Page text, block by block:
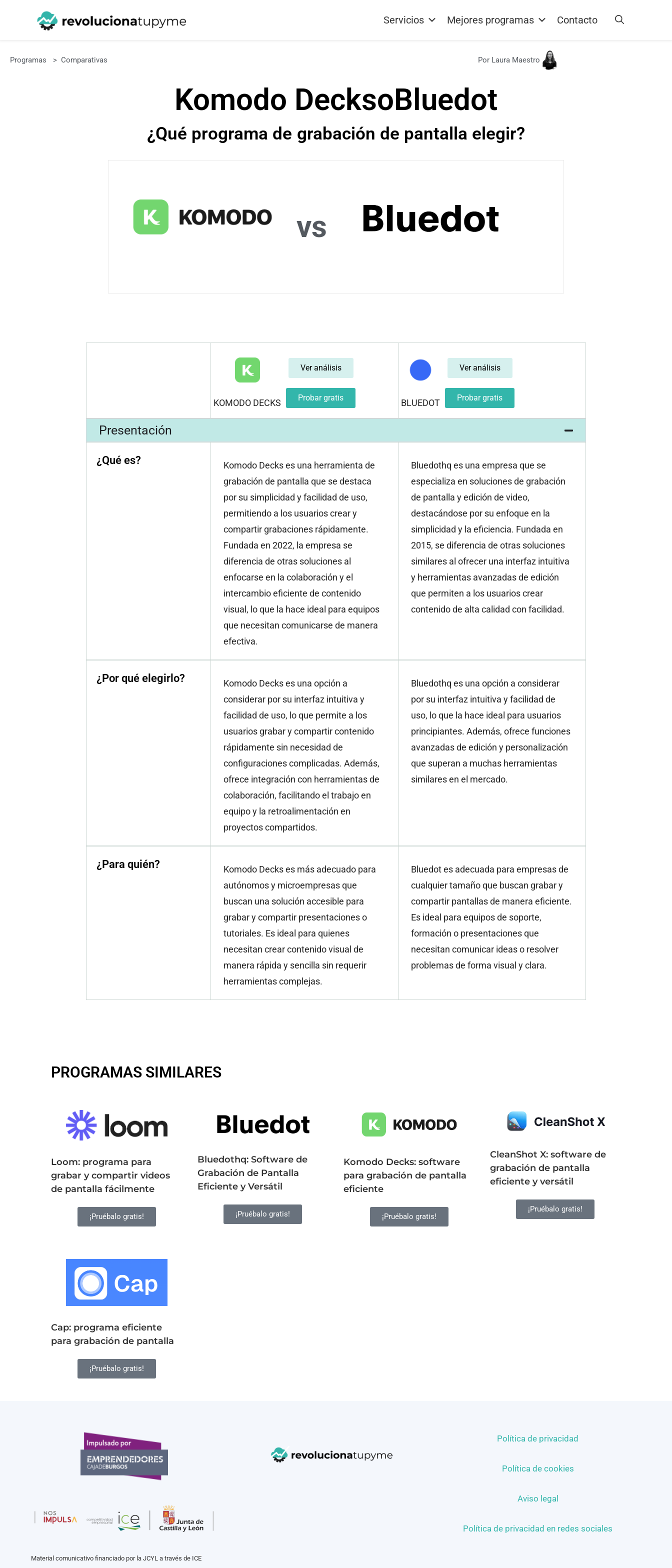
Servicios Mejores programas Contacto
Programas > Comparativas Por Laura Maestro
Komodo DecksoBluedot
¿Qué programa de grabación de pantalla elegir?
vs
KOMODO DECKS
Ver análisis
Probar gratis BLUEDOT
Ver análisis
Probar gratis
Presentación
¿Qué es?
Komodo Decks es una herramienta de
grabación de pantalla que se destaca
por su simplicidad y facilidad de uso,
permitiendo a los usuarios crear y
compartir grabaciones rápidamente.
Fundada en 2022, la empresa se
diferencia de otras soluciones al
enfocarse en la colaboración y el
intercambio eficiente de contenido
visual, lo que la hace ideal para equipos
que necesitan comunicarse de manera
efectiva.
Bluedothq es una empresa que se
especializa en soluciones de grabación
de pantalla y edición de video,
destacándose por su enfoque en la
simplicidad y la eficiencia. Fundada en
2015, se diferencia de otras soluciones
similares al ofrecer una interfaz intuitiva
y herramientas avanzadas de edición
que permiten a los usuarios crear
contenido de alta calidad con facilidad.
¿Por qué elegirlo?
Komodo Decks es una opción a
considerar por su interfaz intuitiva y
facilidad de uso, lo que permite a los
usuarios grabar y compartir contenido
rápidamente sin necesidad de
configuraciones complicadas. Además,
ofrece integración con herramientas de
colaboración, facilitando el trabajo en
equipo y la retroalimentación en
proyectos compartidos.
Bluedothq es una opción a considerar
por su interfaz intuitiva y facilidad de
uso, lo que la hace ideal para usuarios
principiantes. Además, ofrece funciones
avanzadas de edición y personalización
que superan a muchas herramientas
similares en el mercado.
¿Para quién?
Komodo Decks es más adecuado para
autónomos y microempresas que
buscan una solución accesible para
grabar y compartir presentaciones o
tutoriales. Es ideal para quienes
necesitan crear contenido visual de
manera rápida y sencilla sin requerir
herramientas complejas.
Bluedot es adecuada para empresas de
cualquier tamaño que buscan grabar y
compartir pantallas de manera eficiente.
Es ideal para equipos de soporte,
formación o presentaciones que
necesitan comunicar ideas o resolver
problemas de forma visual y clara.
PROGRAMAS SIMILARES
Loom: programa para
grabar y compartir videos
de pantalla fácilmente
¡Pruébalo gratis!
Bluedothq: Software de
Grabación de Pantalla
Eficiente y Versátil
¡Pruébalo gratis!
Komodo Decks: software
para grabación de pantalla
eficiente
¡Pruébalo gratis!
CleanShot X: software de
grabación de pantalla
eficiente y versátil
¡Pruébalo gratis!
Cap: programa eficiente
para grabación de pantalla
¡Pruébalo gratis!
Material comunicativo financiado por la JCYL a través de ICE
Política de privacidad
Política de cookies
Aviso legal
Política de privacidad en redes sociales